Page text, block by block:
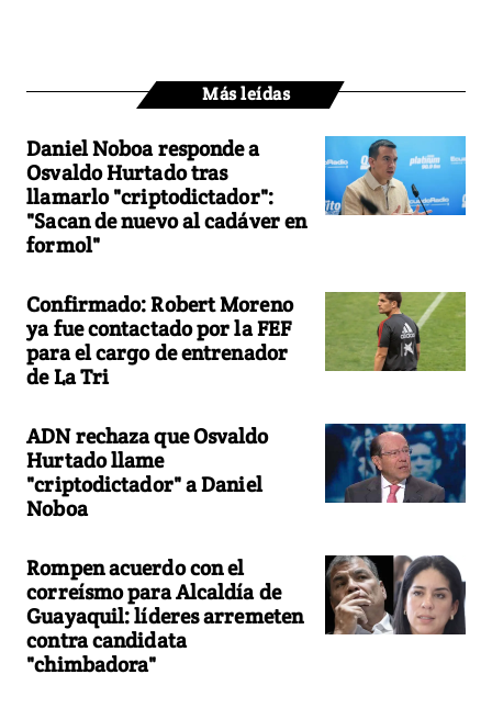
Más leídas
Daniel Noboa responde a
Osvaldo Hurtado tras
llamarlo "criptodictador":
"Sacan de nuevo al cadáver en
formol"
Confirmado: Robert Moreno
ya fue contactado por la FEF
para el cargo de entrenador
de La Tri
ADN rechaza que Osvaldo
Hurtado llame
"criptodictador" a Daniel
Noboa
Rompen acuerdo con el
correísmo para Alcaldía de
Guayaquil: líderes arremeten
contra candidata
"chimbadora"